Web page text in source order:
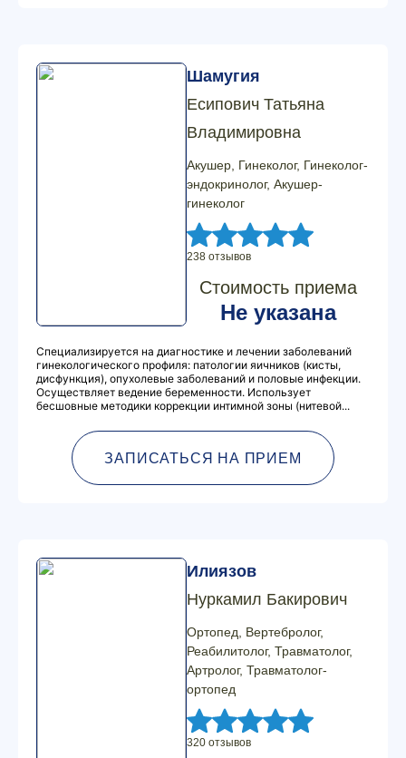
Шамугия
Есипович Татьяна
Владимировна
Акушер, Гинеколог, Гинеколог-
эндокринолог, Акушер-
гинеколог
238 отзывов
Стоимость приема
Не указана
Специализируется на диагностике и лечении заболеваний
гинекологического профиля: патологии яичников (кисты,
дисфункция), опухолевые заболеваний и половые инфекции.
Осуществляет ведение беременности. Использует
бесшовные методики коррекции интимной зоны (нитевой...
ЗАПИСАТЬСЯ НА ПРИЕМ
Илиязов
Нуркамил Бакирович
Ортопед, Вертебролог,
Реабилитолог, Травматолог,
Артролог, Травматолог-
ортопед
320 отзывов